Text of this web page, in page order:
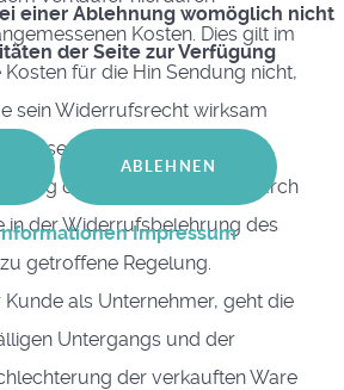
Kosten. Dies gilt im
für die Hin Sendung nicht,
sein Widerrufsrecht wirksam
gilt bei
des Widerrufsrechts durch
in der Widerrufsbelehrung des
getroffene Regelung.
Kunde als Unternehmer, geht die
Untergangs und der
der verkauften Ware
einer Ablehnung womöglich nicht
der Seite zur Verfügung
ABLEHNEN
Impressum